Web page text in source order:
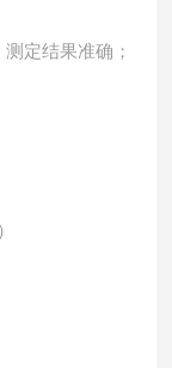
定结果准确；